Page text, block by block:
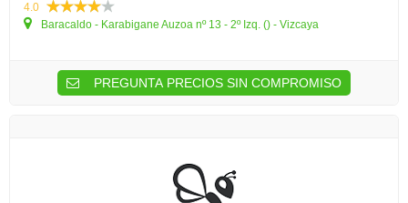
4.0
Baracaldo - Karabigane Auzoa nº 13 - 2º Izq. () - Vizcaya
PREGUNTA PRECIOS SIN COMPROMISO